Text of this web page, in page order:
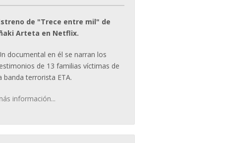
de "Trece entre mil" de
Arteta en Netflix.
documental en él se narran los
de 13 familias víctimas de
banda terrorista ETA.
información...